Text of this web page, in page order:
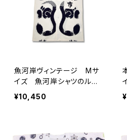
魚河岸ヴィンテージ Mサ
イズ 魚河岸シャツのルー
ツ 木綿晒 日本製 注染
そめ 職人の仕立てシャ
津 浜通り 港町
¥10,450